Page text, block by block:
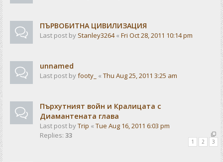
ПЪРВОБИТНА ЦИВИЛИЗАЦИЯ
Last post by Stanley3264« Fri Oct 28, 2011 10:14 pm
unnamed
Last post byfooty_ « Thu Aug 25, 2011 3:25 am
Пърхутният войн и Кралицата с
Диамантената глава
Last post byTrip « Tue Aug 16, 2011 6:03 pm
Replies: 33
1 2 3